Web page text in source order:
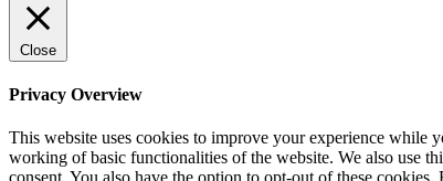
Close
Privacy Overview
This website uses cookies to improve your experience while
working of basic functionalities of the website. We also use
consent. You also have the option to opt-out of these